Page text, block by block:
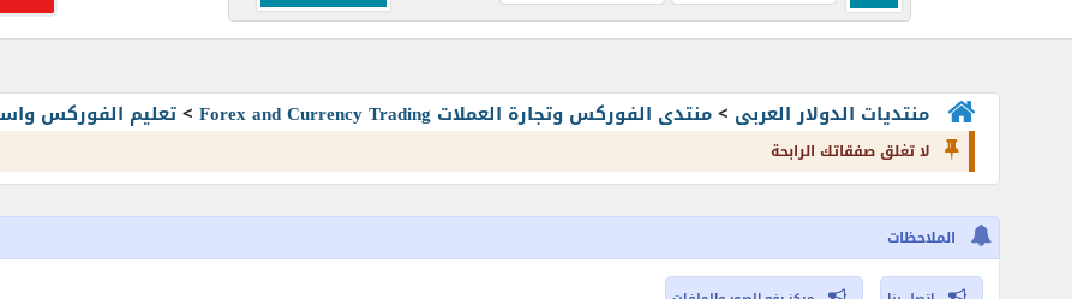
منتديات الدولار العربى >منتدى الفوركس وتجارة العملات Forex and Currency Trading >تعليم الفوركس
لا تغلق صفقاتك الرابحة
الملاحظات